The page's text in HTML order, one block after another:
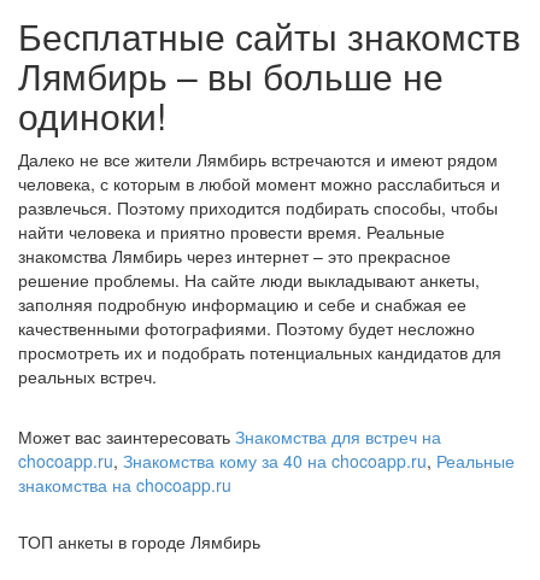
Бесплатные сайты знакомств
Лямбирь – вы больше не
одиноки!
Далеко не все жители Лямбирь встречаются и имеют рядом
человека, с которым в любой момент можно расслабиться и
развлечься. Поэтому приходится подбирать способы, чтобы
найти человека и приятно провести время. Реальные
знакомства Лямбирь через интернет – это прекрасное
решение проблемы. На сайте люди выкладывают анкеты,
заполняя подробную информацию и себе и снабжая ее
качественными фотографиями. Поэтому будет несложно
просмотреть их и подобрать потенциальных кандидатов для
реальных встреч.
Может вас заинтересовать Знакомства для встреч на
chocoapp.ru, Знакомства кому за 40 на chocoapp.ru, Реальные
знакомства на chocoapp.ru
ТОП анкеты в городе Лямбирь